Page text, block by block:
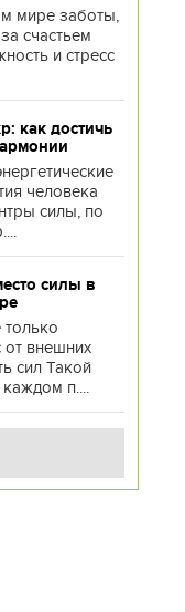
мире заботы,
счастьем
и стресс
как достичь
человека
силы, по
силы в
внешних
сил Такой
п....